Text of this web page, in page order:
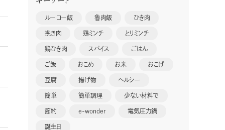
ルーロー飯 魯肉飯 ひき肉
挽き肉 鶏ミンチ とりミンチ
鶏ひき肉 スパイス ごはん
ご飯 おこめ お米 おこげ
豆腐 揚げ物 ヘルシー
簡単 簡単調理 少ない材料で
節約 e-wonder 電気圧力鍋
誕生日